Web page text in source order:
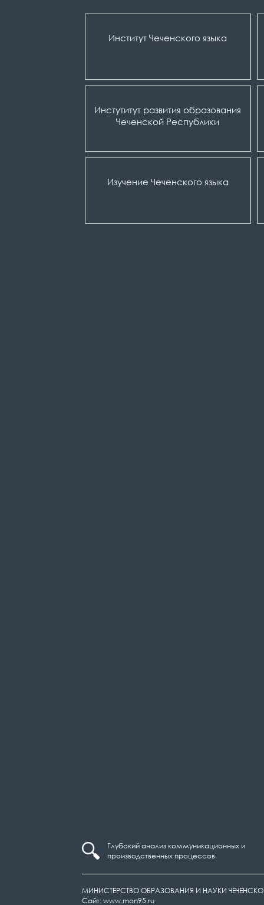
Институт Чеченского языка
Инстутитут развития образования
Чеченской Республики
Изучение Чеченского языка
Глубокий анализ коммуникационных и
производственных процессов
МИНИСТЕРСТВО ОБРАЗОВАНИЯ И НАУКИ
Сайт: www.mon95.ru